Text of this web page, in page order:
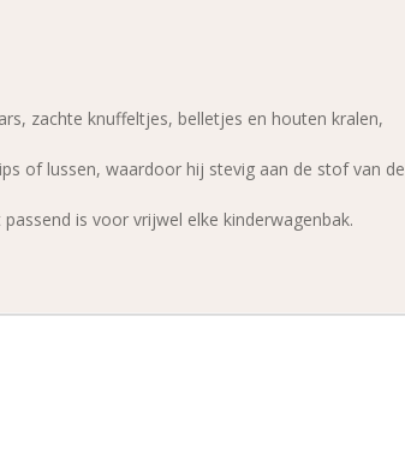
zachte knuffeltjes, belletjes en houten kralen,
of lussen, waardoor hij stevig aan de stof van de
is voor vrijwel elke kinderwagenbak.